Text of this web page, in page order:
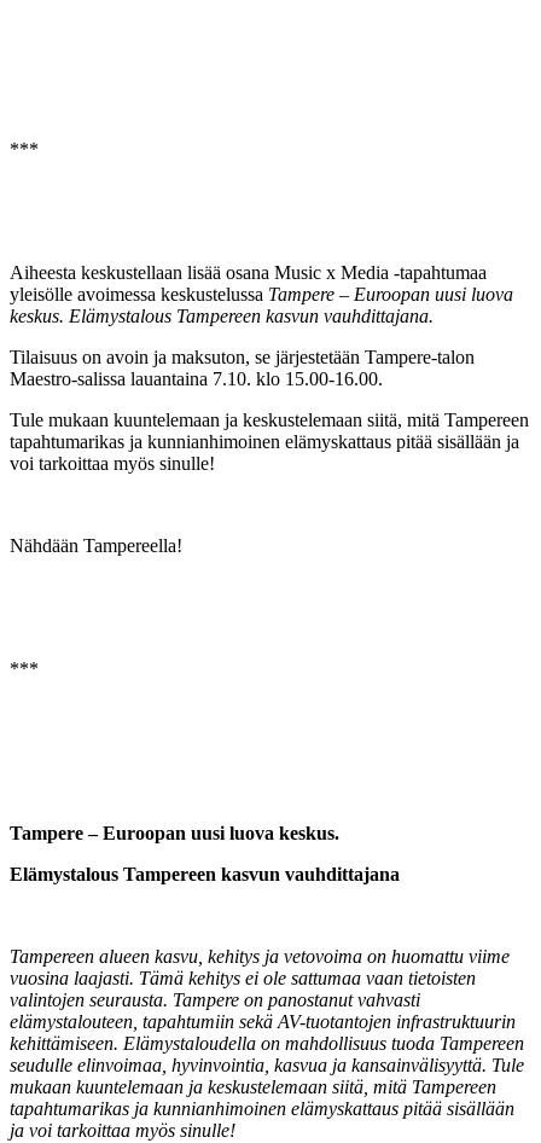
***
Aiheesta keskustellaan lisää osana Music x Media -tapahtumaa
yleisölle avoimessa keskustelussa Tampere – Euroopan uusi luova
keskus. Elämystalous Tampereen kasvun vauhdittajana.
Tilaisuus on avoin ja maksuton, se järjestetään Tampere-talon
Maestro-salissa lauantaina 7.10. klo 15.00-16.00.
Tule mukaan kuuntelemaan ja keskustelemaan siitä, mitä Tampereen
tapahtumarikas ja kunnianhimoinen elämyskattaus pitää sisällään ja
voi tarkoittaa myös sinulle!
Nähdään Tampereella!
***
Tampere – Euroopan uusi luova keskus.
Elämystalous Tampereen kasvun vauhdittajana
Tampereen alueen kasvu, kehitys ja vetovoima on huomattu viime
vuosina laajasti. Tämä kehitys ei ole sattumaa vaan tietoisten
valintojen seurausta. Tampere on panostanut vahvasti
elämystalouteen, tapahtumiin sekä AV-tuotantojen infrastruktuurin
kehittämiseen. Elämystaloudella on mahdollisuus tuoda Tampereen
seudulle elinvoimaa, hyvinvointia, kasvua ja kansainvälisyyttä. Tule
mukaan kuuntelemaan ja keskustelemaan siitä, mitä Tampereen
tapahtumarikas ja kunnianhimoinen elämyskattaus pitää sisällään
ja voi tarkoittaa myös sinulle!